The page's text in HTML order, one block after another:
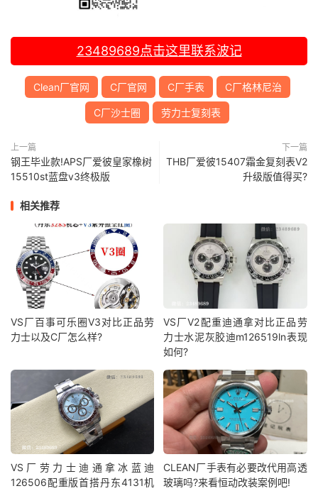
23489689点击这里联系波记
Clean厂官网 C厂官网 C厂手表 C厂格林尼治
C厂沙士圈 劳力士复刻表
上一篇
钢王毕业款!APS厂爱彼皇家橡树
15510st蓝盘v3终极版
下一篇
THB厂爱彼15407霜金复刻表V2
升级版值得买?
相关推荐
VS厂百事可乐圈V3对比正品劳
力士以及C厂怎么样?
VS厂V2配重迪通拿对比正品劳
力士水泥灰胶迪m126519ln表现
如何?
VS厂劳力士迪通拿冰蓝迪
126506配重版首搭丹东4131机
CLEAN厂手表有必要改代用高透
玻璃吗?来看恒动改装案例吧!